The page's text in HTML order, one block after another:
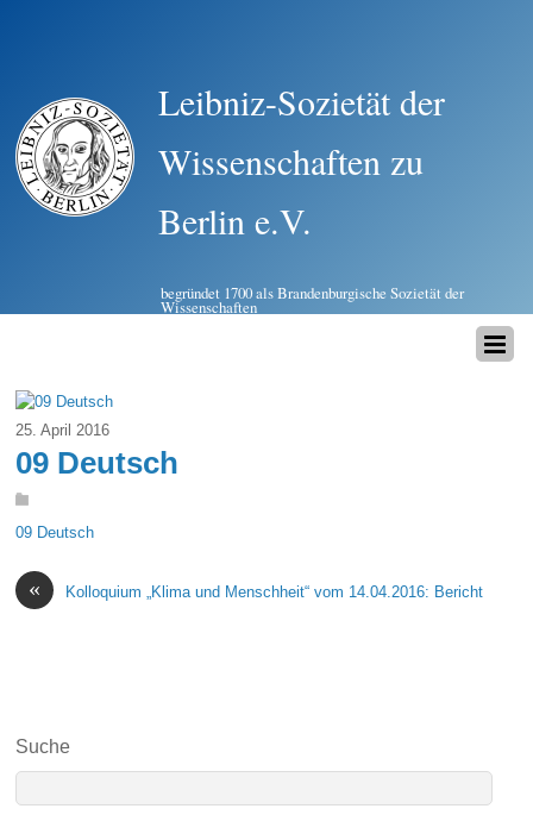
Leibniz-Sozietät der
Wissenschaften zu
Berlin e.V.
begründet 1700 als Brandenburgische Sozietät der
Wissenschaften
25. April 2016
09 Deutsch
09 Deutsch
« Kolloquium „Klima und Menschheit“ vom 14.04.2016: Bericht
Suche